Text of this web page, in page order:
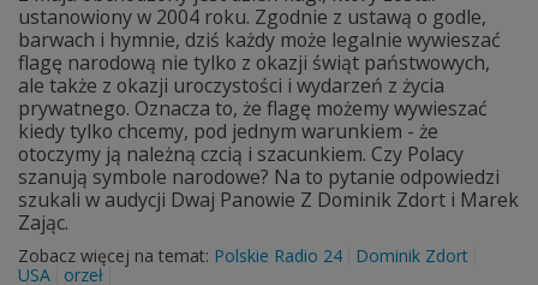
ustanowiony w 2004 roku. Zgodnie z ustawą o godle,
barwach i hymnie, dziś każdy może legalnie wywieszać
flagę narodową nie tylko z okazji świąt państwowych,
ale także z okazji uroczystości i wydarzeń z życia
prywatnego. Oznacza to, że flagę możemy wywieszać
kiedy tylko chcemy, pod jednym warunkiem - że
otoczymy ją należną czcią i szacunkiem. Czy Polacy
szanują symbole narodowe? Na to pytanie odpowiedzi
szukali w audycji Dwaj Panowie Z Dominik Zdort i Marek
Zając.
Zobacz więcej na temat: Polskie Radio 24
Dominik Zdort
USA
orzeł